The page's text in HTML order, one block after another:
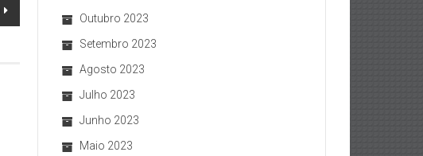
Outubro 2023
Setembro 2023
Agosto 2023
Julho 2023
Junho 2023
Maio 2023